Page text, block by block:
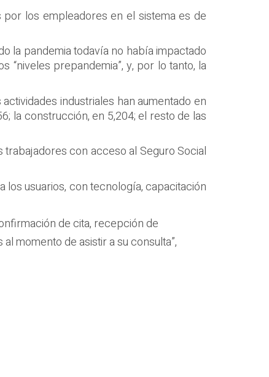
los empleadores en el sistema es de
la pandemia todavía no había impactado
prepandemia”, y, por lo tanto, la
industriales han aumentado en
la construcción, en 5,204; el resto de las
con acceso al Seguro Social
usuarios, con tecnología, capacitación
de cita, recepción de
momento de asistir a su consulta”,